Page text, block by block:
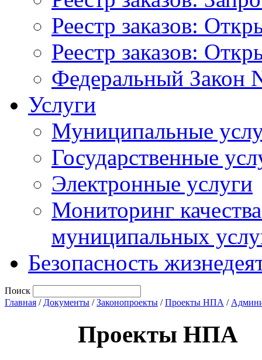
Реестр заказов:
Реестр заказов:
Федеральный Закон
Услуги
Муниципальные
Государственные
Электронные услуги
Мониторинг
муниципальных
Безопасность
Поиск
Главная / Документы /Законопроекты /Проекты НПА /
Проекты НПА